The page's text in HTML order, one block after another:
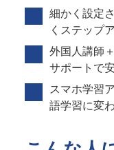
細かく設定
くステップ
外国人講師
サポートで
スマホ学習
語学習に変